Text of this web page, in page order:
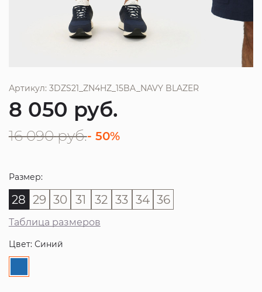
Артикул: 3DZS21_ZN4HZ_15BA_NAVY BLAZER
8 050 руб.
16 090 руб.- 50%
Размер:
28 29 30 31 32 33 34 36
Таблица размеров
Цвет: Синий